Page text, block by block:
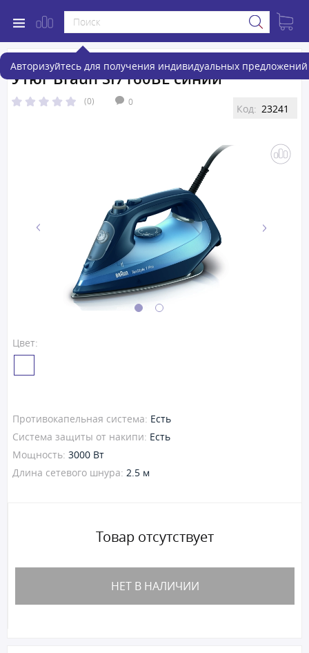
Авторизуйтесь для получения индивидуальных предложений
Утюг Braun SI7160BL синий
(0) 0
Код: 23241
Цвет:
Противокапельная система: Есть
Система защиты от накипи: Есть
Мощность: 3000 Вт
Длина сетевого шнура: 2.5 м
Товар отсутствует
НЕТ В НАЛИЧИИ